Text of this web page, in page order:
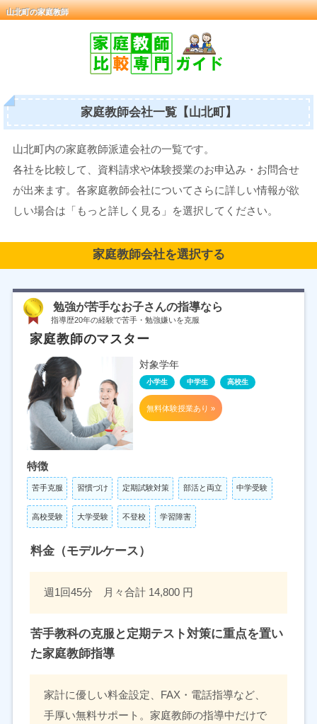
山北町の家庭教師
家庭教師会社一覧【山北町】
山北町内の家庭教師派遣会社の一覧です。
各社を比較して、資料請求や体験授業のお申込み・お問合せ
が出来ます。各家庭教師会社についてさらに詳しい情報が欲
しい場合は「もっと詳しく見る」を選択してください。
家庭教師会社を選択する
勉強が苦手なお子さんの指導なら
指導歴20年の経験で苦手・勉強嫌いを克服
家庭教師のマスター
対象学年
小学生 中学生 高校生
無料体験授業あり »
特徴
苦手克服 習慣づけ 定期試験対策 部活と両立 中学受験
高校受験 大学受験 不登校 学習障害
料金（モデルケース）
週1回45分 月々合計 14,800 円
苦手教科の克服と定期テスト対策に重点を置い
た家庭教師指導
家計に優しい料金設定、FAX・電話指導など、
手厚い無料サポート。家庭教師の指導中だけで